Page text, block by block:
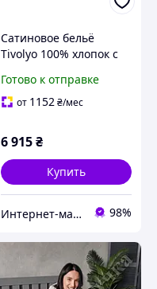
Сатиновое бельё
Tivolyo 100% хлопок с
подарочной упаковке
двуспальный - евро
Готово к отправке
от 1152₴/мес
6 915₴
Купить
Интернет-магазин "Sweet Home" 98%